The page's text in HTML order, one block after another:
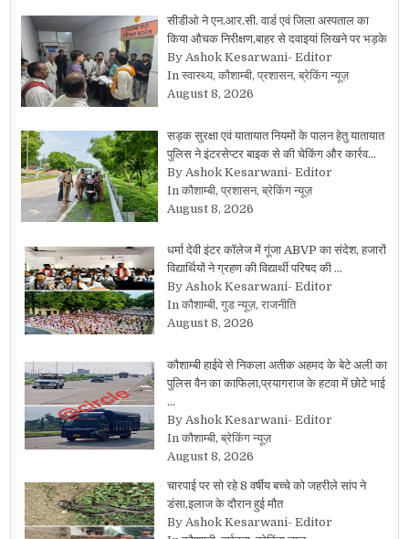
सीडीओ ने एन.आर.सी. वार्ड एवं जिला अस्पताल का
किया औचक निरीक्षण,बाहर से दवाइयां लिखने पर भड़के
By Ashok Kesarwani- Editor
In स्वास्थ्य, कौशाम्बी, प्रशासन, ब्रेकिंग न्यूज़
August 8, 2026
सड़क सुरक्षा एवं यातायात नियमों के पालन हेतु यातायात
पुलिस ने इंटरसेप्टर बाइक से की चेकिंग और कार्रव…
By Ashok Kesarwani- Editor
In कौशाम्बी, प्रशासन, ब्रेकिंग न्यूज़
August 8, 2026
धर्मा देवी इंटर कॉलेज में गूंजा ABVP का संदेश, हजारों
विद्यार्थियों ने ग्रहण की विद्यार्थी परिषद की …
By Ashok Kesarwani- Editor
In कौशाम्बी, गुड न्यूज़, राजनीति
August 8, 2026
कौशाम्बी हाईवे से निकला अतीक अहमद के बेटे अली का
पुलिस वैन का काफिला,प्रयागराज के हटवा में छोटे भाई
…
By Ashok Kesarwani- Editor
In कौशाम्बी, ब्रेकिंग न्यूज़
August 8, 2026
चारपाई पर सो रहे 8 वर्षीय बच्चे को जहरीले सांप ने
डंसा,इलाज के दौरान हुई मौत
By Ashok Kesarwani- Editor